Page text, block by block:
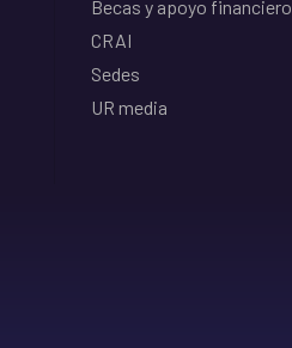
Becas y apoyo financiero
CRAI
Sedes
UR media